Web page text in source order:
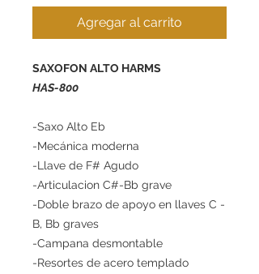
Agregar al carrito
SAXOFON ALTO HARMS
HAS-800
-Saxo Alto Eb
-Mecánica moderna
-Llave de F# Agudo
-Articulacion C#-Bb grave
-Doble brazo de apoyo en llaves C -
B, Bb graves
-Campana desmontable
-Resortes de acero templado